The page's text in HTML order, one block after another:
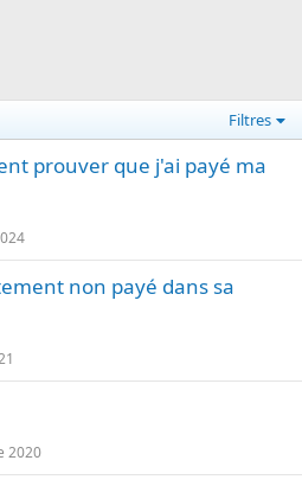
Filtres
prouver que j'ai payé ma
non payé dans sa
2020